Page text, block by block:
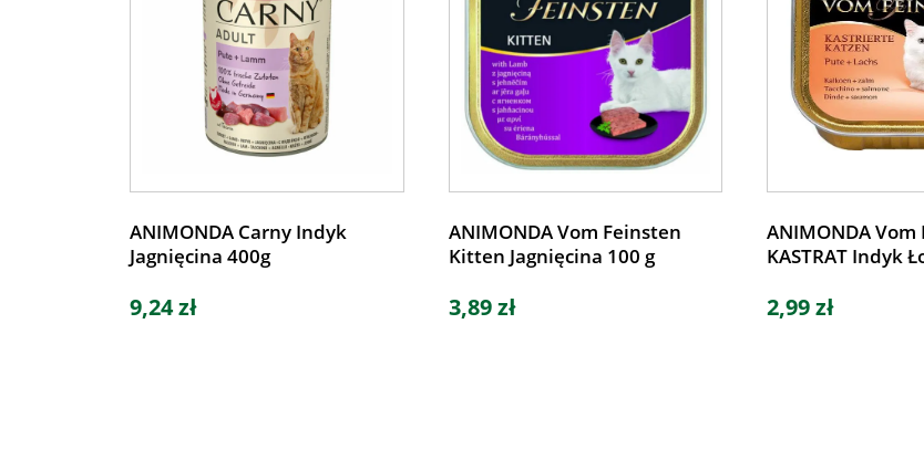
ANIMONDA Carny Indyk
Jagnięcina 400g
9,24 zł
ANIMONDA Vom Feinsten
Kitten Jagnięcina 100 g
3,89 zł
ANIMONDA Vom
KASTRAT Indyk
2,99 zł